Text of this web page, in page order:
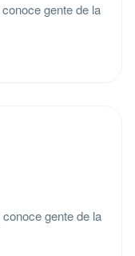
gente de la
gente de la